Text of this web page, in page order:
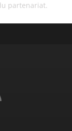
partenariat.